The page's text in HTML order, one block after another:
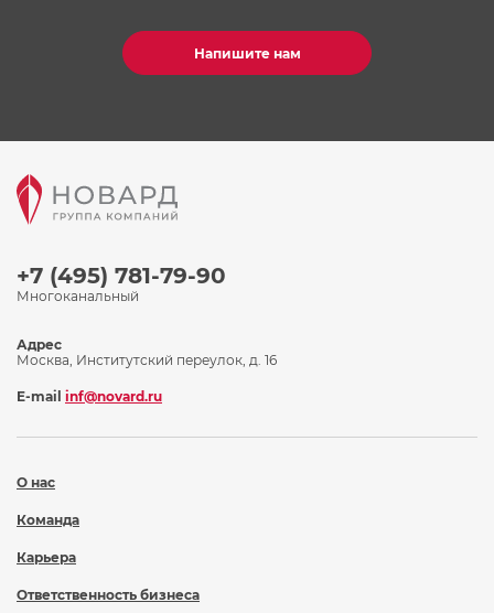
Напишите нам
+7 (495) 781-79-90
Многоканальный
О нас
Команда
Карьера
Ответственность бизнеса
Адрес
Москва, Институтский переулок, д. 16
E-mail inf@novard.ru